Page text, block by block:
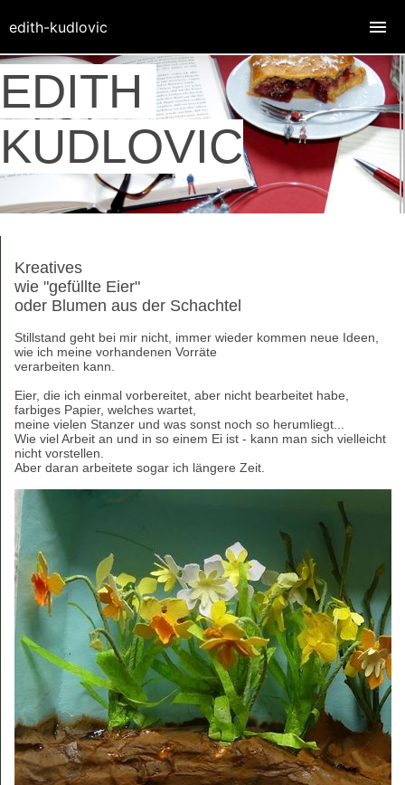
EDITH
KUDLOVIC
Kreatives
wie "gefüllte Eier"
oder Blumen aus der Schachtel
Stillstand geht bei mir nicht, immer wieder kommen neue Ideen,
wie ich meine vorhandenen Vorräte
verarbeiten kann.
Eier, die ich einmal vorbereitet, aber nicht bearbeitet habe,
farbiges Papier, welches wartet,
meine vielen Stanzer und was sonst noch so herumliegt...
Wie viel Arbeit an und in so einem Ei ist - kann man sich vielleicht
nicht vorstellen.
Aber daran arbeitete sogar ich längere Zeit.
edith-kudlovic